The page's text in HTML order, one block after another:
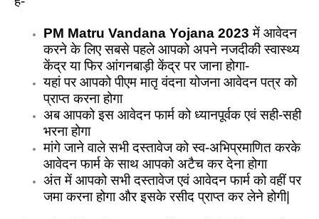
PM Matru Vandana Yojana 2023में आवेदन
करने के लिए सबसे पहले आपको अपने नजदीकी स्वास्थ्य
केंद्र या फिर आंगनबाड़ी केंद्र पर जाना होगा-
यहां पर आपको पीएम मातृ वंदना योजना आवेदन पत्र को
प्राप्त करना होगा
अब आपको इस आवेदन फार्म को ध्यानपूर्वक एवं सही-सही
भरना होगा
मांगे जाने वाले सभी दस्तावेज को स्व-अभिप्रमाणित करके
आवेदन फार्म के साथ आपको अटैच कर देना होगा
अंत में आपको सभी दस्तावेज एवं आवेदन फार्म को वहीं पर
जमा करना होगा और इसके रसीद प्राप्त कर लेने होगी|